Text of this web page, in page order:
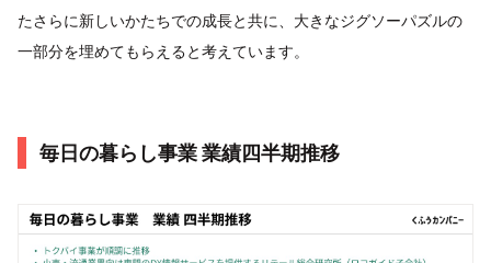
たさらに新しいかたちでの成長と共に、大きなジグソーパズルの
一部分を埋めてもらえると考えています。
毎日の暮らし事業 業績四半期推移